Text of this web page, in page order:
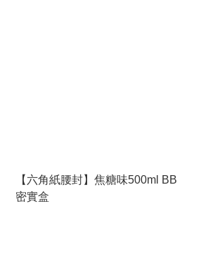
【六角紙腰封】焦糖味500ml BB
密實盒